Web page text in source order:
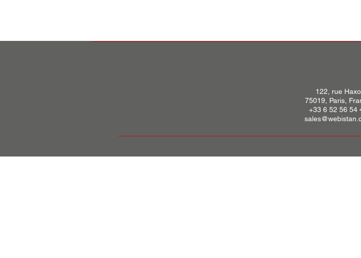
122, rue Haxo
75019, Paris,
+33 6 52 56 54